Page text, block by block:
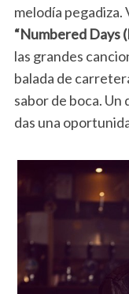
melodía pegadiza.
“Numbered Days
las grandes
balada de
sabor de boca. Un
das una